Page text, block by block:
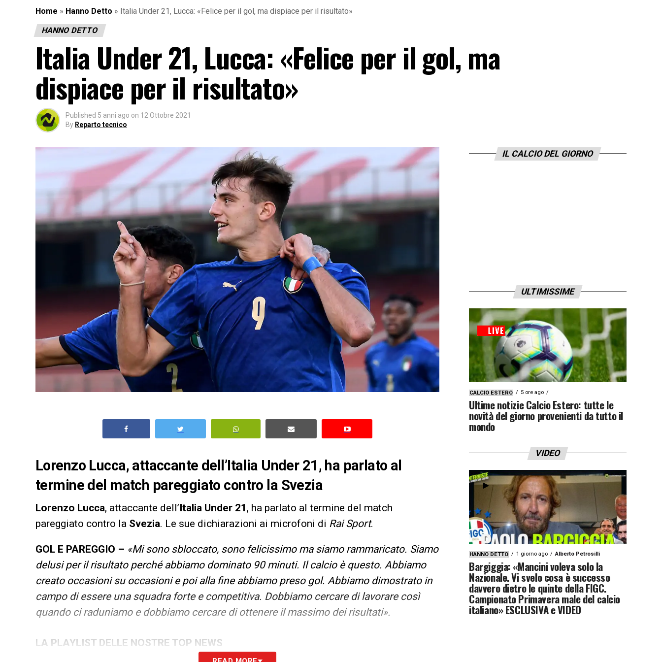
Home » Hanno Detto » Italia Under 21, Lucca: «Felice per il gol, ma dispiace per il risultato»
HANNO DETTO
Italia Under 21, Lucca: «Felice per il gol, ma
dispiace per il risultato»
Published 5 anni ago on 12 Ottobre 2021
By Reparto tecnico
Lorenzo Lucca, attaccante dell’Italia Under 21, ha parlato al
termine del match pareggiato contro la Svezia
Lorenzo Lucca, attaccante dell’Italia Under 21 , ha parlato al termine del match
pareggiato contro la Svezia. Le sue dichiarazioni ai microfoni di Rai Sport.
GOL E PAREGGIO – «Mi sono sbloccato, sono felicissimo ma siamo rammaricato. Siamo
delusi per il risultato perché abbiamo dominato 90 minuti. Il calcio è questo. Abbiamo
creato occasioni su occasioni e poi alla fine abbiamo preso gol. Abbiamo dimostrato in
campo di essere una squadra forte e competitiva. Dobbiamo cercare di lavorare così
quando ci raduniamo e dobbiamo cercare di ottenere il massimo dei risultati».
LA PLAYLIST DELLE NOSTRE TOP NEWS
IL CALCIO DEL GIORNO
ULTIMISSIME
CALCIO ESTERO 5 ore ago
Ultime notizie Calcio Estero: tutte le
novità del giorno provenienti da tutto il
mondo
VIDEO
HANNO DETTO 1 giorno ago Alberto Petrosilli
Bargiggia: «Mancini voleva solo la
Nazionale. Vi svelo cosa è successo
davvero dietro le quinte della FIGC.
Campionato Primavera male del calcio
italiano» ESCLUSIVA e VIDEO